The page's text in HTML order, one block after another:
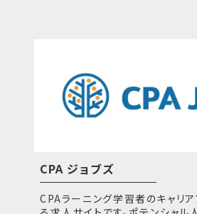
CPA ジョブズ
CPAラーニング学習者のキャリ